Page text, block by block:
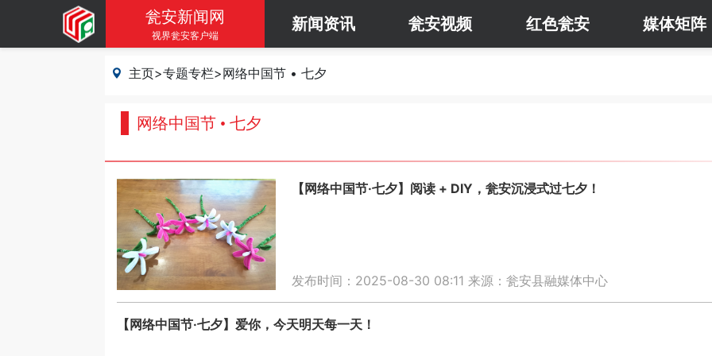
瓮安新闻网
视界瓮安客户端
新闻资讯 瓮安视频 红色瓮安 媒体矩阵
主页>专题专栏>网络中国节 • 七夕
网络中国节 • 七夕
【网络中国节·七夕】阅读 + DIY，瓮安沉浸式过七夕！
发布时间：2025-08-30 08:11 来源：瓮安县融媒体中心
【网络中国节·七夕】爱你，今天明天每一天！